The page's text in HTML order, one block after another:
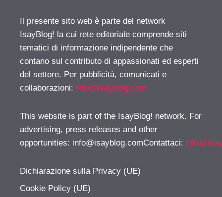
Il presente sito web è parte del network
IsayBlog! la cui rete editoriale comprende siti
tematici di informazione indipendente che
contano sul contributo di appassionati ed esperti
del settore. Per pubblicità, comunicati e
collaborazioni: info@isayblog.com
This website is part of the IsayBlog! network. For
advertising, press releases and other
opportunities: info@isayblog.comContattaci:
Dichiarazione sulla Privacy (UE)
Cookie Policy (UE)